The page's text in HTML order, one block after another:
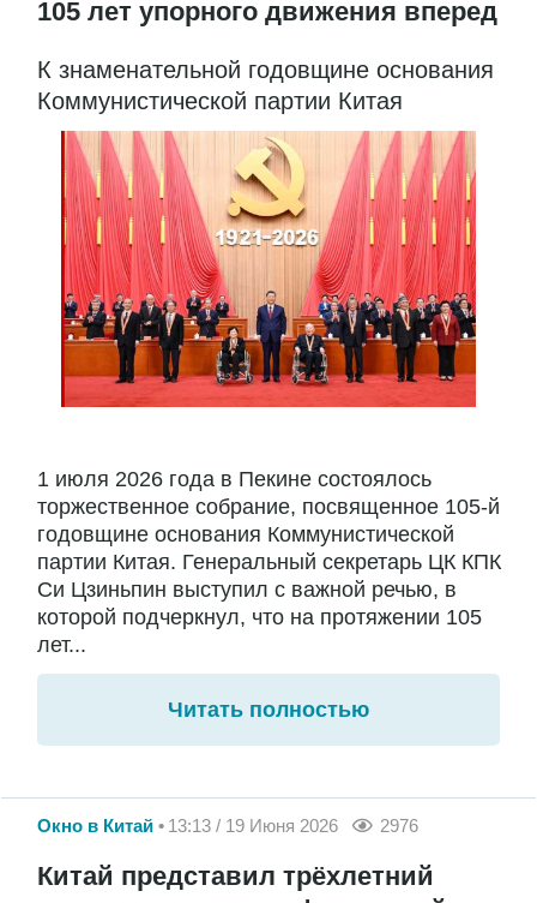
105 лет упорного движения вперед
К знаменательной годовщине основания
Коммунистической партии Китая
1 июля 2026 года в Пекине состоялось
торжественное собрание, посвященное 105-й
годовщине основания Коммунистической
партии Китая. Генеральный секретарь ЦК КПК
Си Цзиньпин выступил с важной речью, в
которой подчеркнул, что на протяжении 105
лет...
Читать полностью
Окно в Китай 13:13 / 19 Июня 2026 2976
Китай представил трёхлетний